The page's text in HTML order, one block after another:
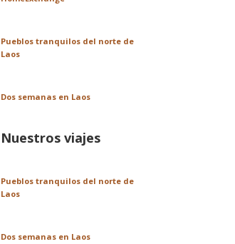
Pueblos tranquilos del norte de
Laos
Dos semanas en Laos
Nuestros viajes
Pueblos tranquilos del norte de
Laos
Dos semanas en Laos